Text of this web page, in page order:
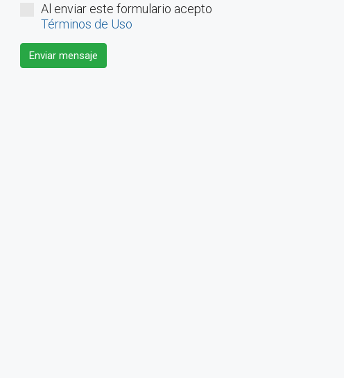
Al enviar este formulario acepto
Términos de Uso
Enviar mensaje